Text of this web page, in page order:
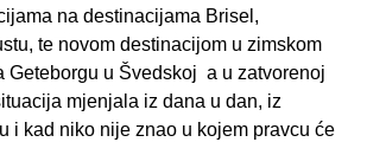
na destinacijama Brisel,
te novom destinacijom u zimskom
Geteborgu u Švedskoj a u zatvorenoj
mjenjala iz dana u dan, iz
i kad niko nije znao u kojem pravcu će